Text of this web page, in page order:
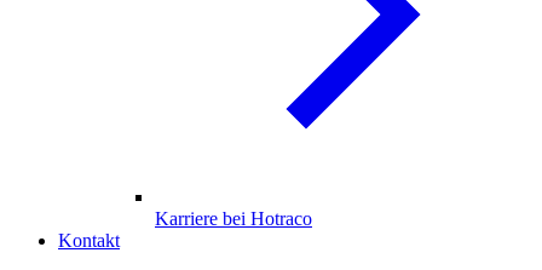
Karriere bei Hotraco
Kontakt